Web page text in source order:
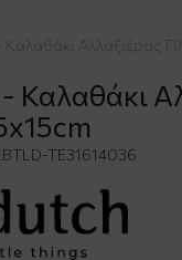
Αλλαξιέρας
Καλαθάκι
TE31614036